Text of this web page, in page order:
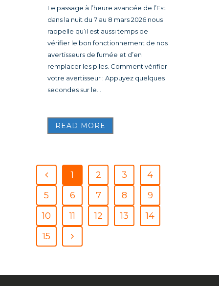
Le passage à l’heure avancée de l’Est
dans la nuit du 7 au 8 mars 2026 nous
rappelle qu’il est aussi temps de
vérifier le bon fonctionnement de nos
avertisseurs de fumée et d’en
remplacer les piles. Comment vérifier
votre avertisseur : Appuyez quelques
secondes sur le...
READ MORE
1 2 3
4
5
6 7 8
9
10
11 12 13
14
15